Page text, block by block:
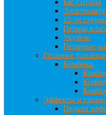
Бас-гитары
12-ти
Гитары
Укулеле
Гитарные
Гитарное
Комбики
Эффекты и
Педали